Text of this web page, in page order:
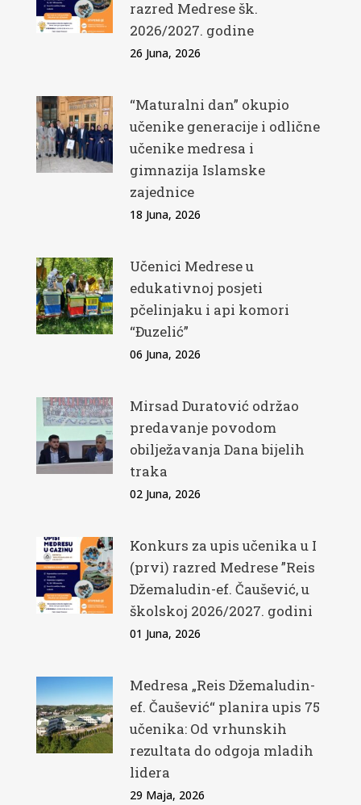
razred Medrese šk.
2026/2027. godine
26 Juna, 2026
“Maturalni dan” okupio
učenike generacije i odlične
učenike medresa i
gimnazija Islamske
zajednice
18 Juna, 2026
Učenici Medrese u
edukativnoj posjeti
pčelinjaku i api komori
“Đuzelić”
06 Juna, 2026
Mirsad Duratović održao
predavanje povodom
obilježavanja Dana bijelih
traka
02 Juna, 2026
Konkurs za upis učenika u I
(prvi) razred Medrese ”Reis
Džemaludin-ef. Čaušević, u
školskoj 2026/2027. godini
01 Juna, 2026
Medresa „Reis Džemaludin-
ef. Čaušević“ planira upis 75
učenika: Od vrhunskih
rezultata do odgoja mladih
lidera
29 Maja, 2026